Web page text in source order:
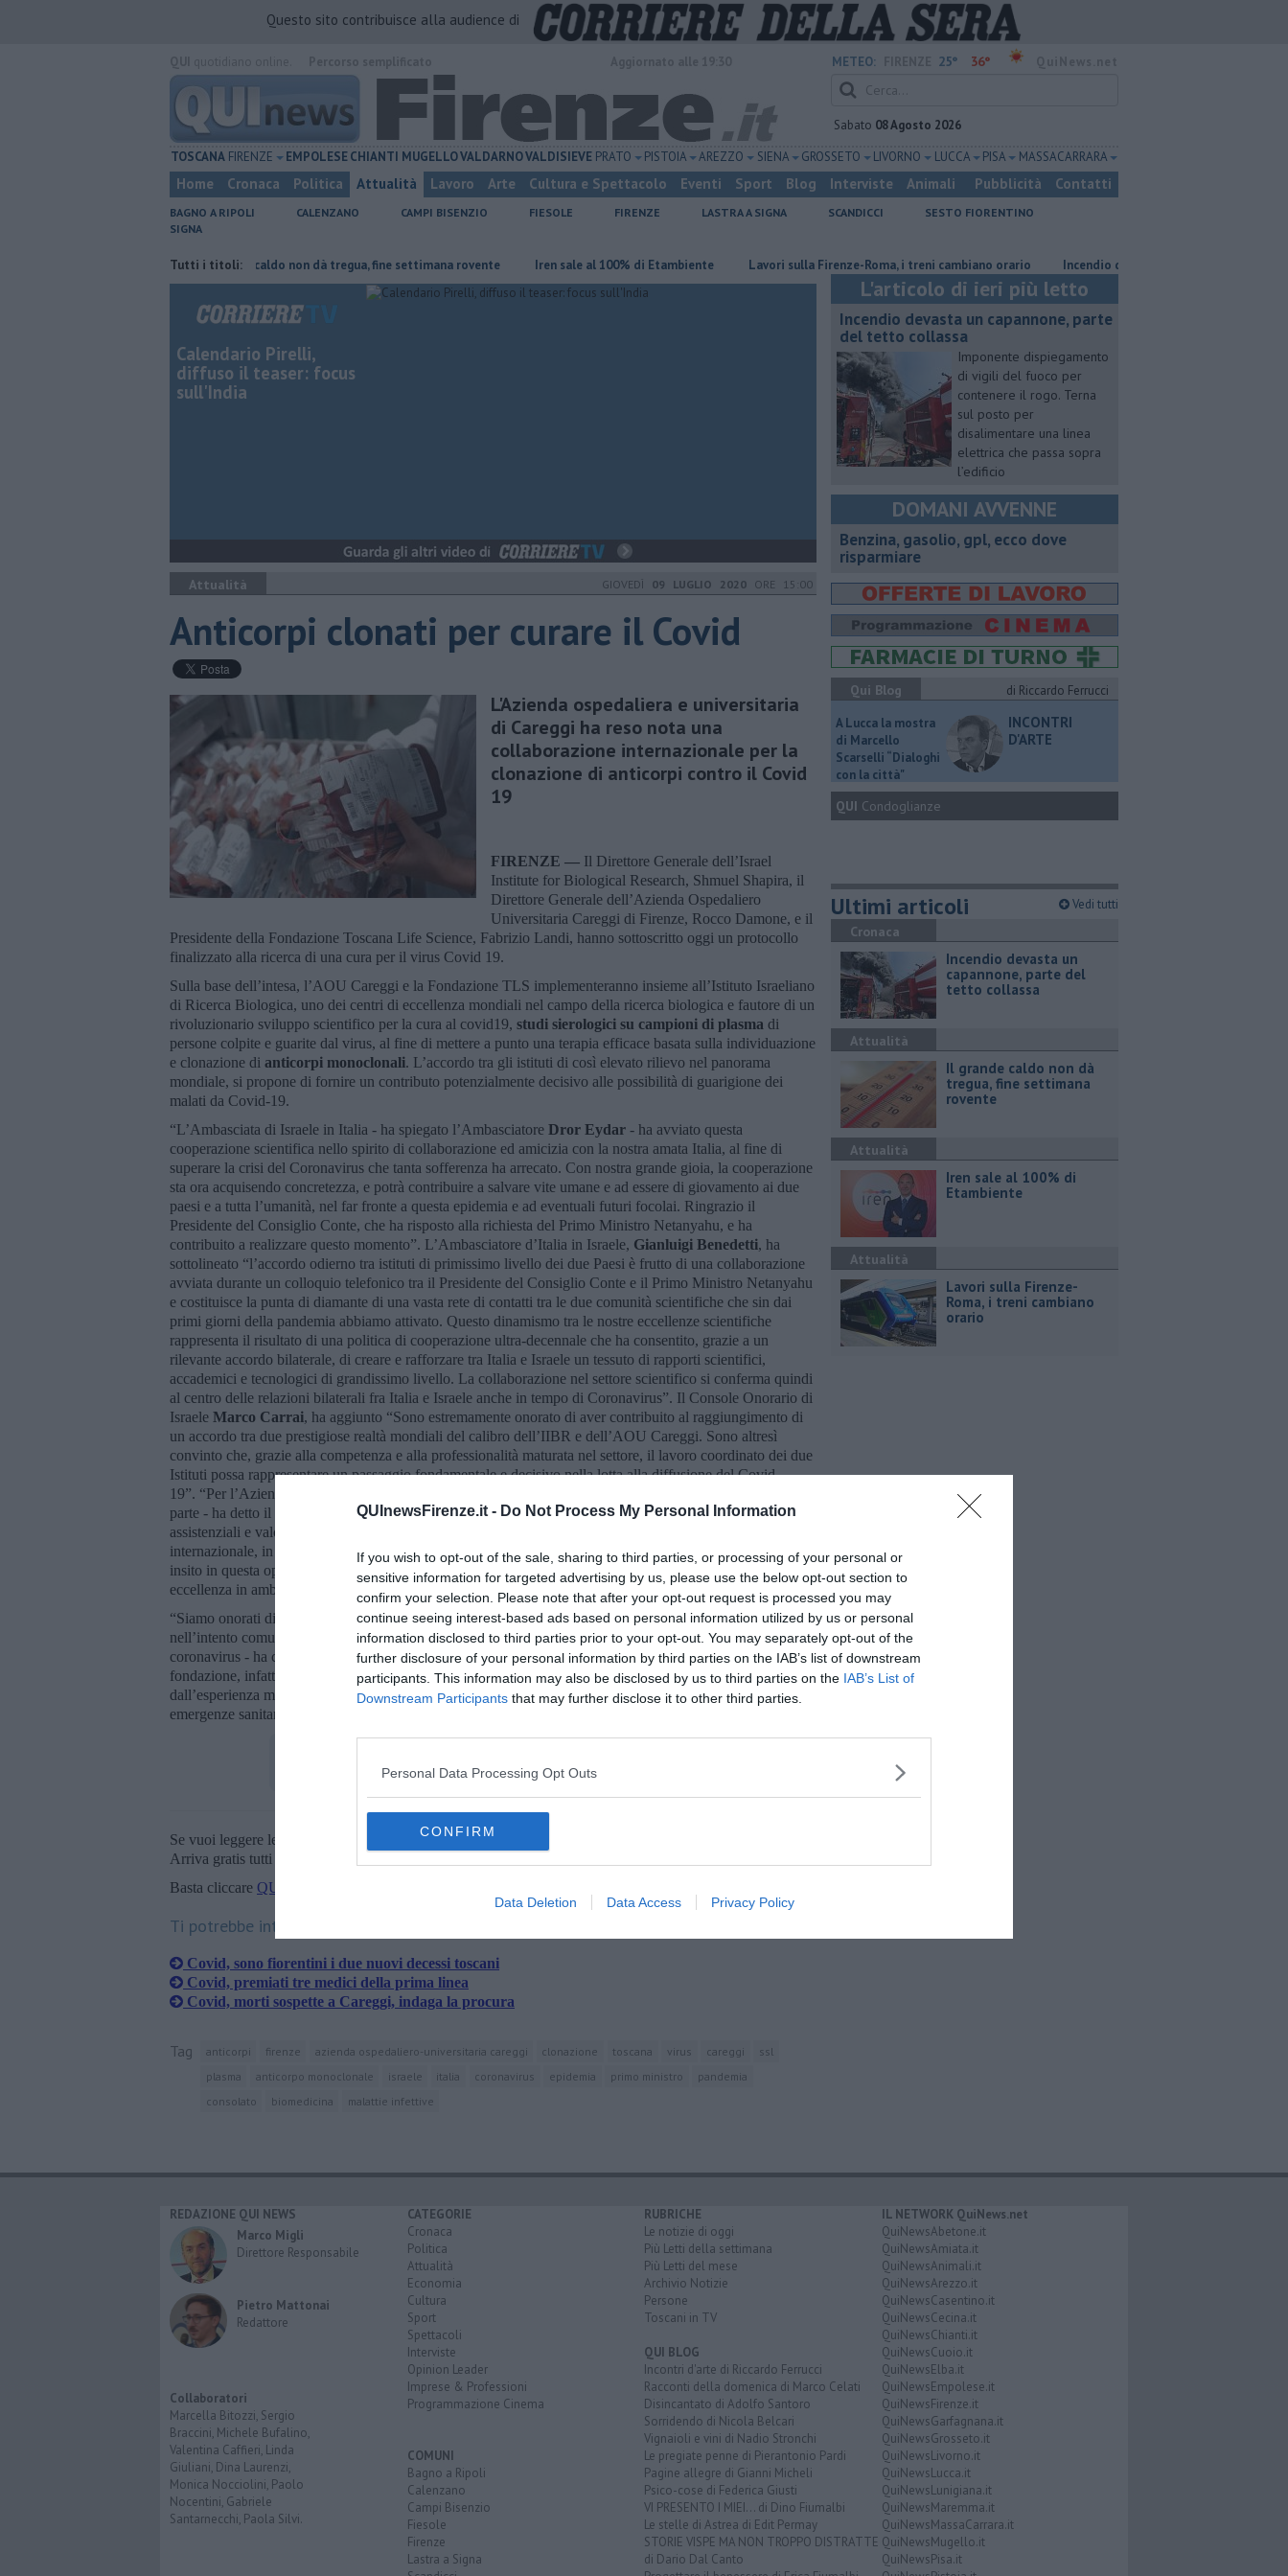
QUInewsFirenze.it - Do Not Process My Personal Information
If you wish to opt-out of the sale, sharing to third parties, or processing of your personal or
sensitive information for targeted advertising by us, please use the below opt-out section to
confirm your selection. Please note that after your opt-out request is processed you may
continue seeing interest-based ads based on personal information utilized by us or personal
information disclosed to third parties prior to your opt-out. You may separately opt-out of the
further disclosure of your personal information by third parties on the IAB’s list of downstream
participants. This information may also be disclosed by us to third parties on the IAB’s List of
Downstream Participants that may further disclose it to other third parties.
Personal Data Processing Opt Outs
CONFIRM
Data Deletion Data Access Privacy Policy
Questo sito contribuisce alla audience di
METEO: 25° 36°
Sabato 08 Agosto 2026
TOSCANA FIRENZE EMPOLESECHIANTI MUGELLOVALDARNOVALDISIEVE PRATO PISTOIA AREZZO SIENA GROSSETO LIVORNO LUCCA PISA MASSA CARRARA
Home Cronaca Politica Attualità Lavoro Arte Cultura e Spettacolo Eventi Sport Blog Interviste Animali Pubblicità Contatti
BAGNO A RIPOLI CALENZANO CAMPI BISENZIO FIESOLE FIRENZE LASTRA A SIGNA SCANDICCI
SESTO FIORENTINO
SIGNA
Tutti i titoli:
Il grande caldo non dà tregua, fine settimana rovente Iren sale al 100% di Etambiente Lavori sulla Firenze-Roma, i treni cambiano orario Incendio devasta un capannone, parte del tetto
Calendario Pirelli,
diffuso il teaser: focus
sull'India
Attualità GIOVEDÌ 09 LUGLIO 2020 ORE 15:00
Anticorpi clonati per curare il Covid
L'Azienda ospedaliera e universitaria
di Careggi ha reso nota una
collaborazione internazionale per la
clonazione di anticorpi contro il Covid
19
FIRENZE — Il Direttore Generale dell’Israel
Institute for Biological Research, Shmuel Shapira, il
Direttore Generale dell’Azienda Ospedaliero
Universitaria Careggi di Firenze, Rocco Damone, e il
Presidente della Fondazione Toscana Life Science, Fabrizio Landi, hanno sottoscritto oggi un protocollo
finalizzato alla ricerca di una cura per il virus Covid 19.
Sulla base dell’intesa, l’AOU Careggi e la Fondazione TLS implementeranno insieme all’Istituto Israeliano
di Ricerca Biologica, uno dei centri di eccellenza mondiali nel campo della ricerca biologica e fautore di un
rivoluzionario sviluppo scientifico per la cura al covid19, studi sierologici su campioni di plasma di
persone colpite e guarite dal virus, al fine di mettere a punto una terapia efficace basata sulla individuazione
e clonazione di anticorpi monoclonali. L’accordo tra gli istituti di così elevato rilievo nel panorama
mondiale, si propone di fornire un contributo potenzialmente decisivo alle possibilità di guarigione dei
malati da Covid-19.
“L’Ambasciata di Israele in Italia - ha spiegato l’Ambasciatore Dror Eydar - ha avviato questa
cooperazione scientifica nello spirito di collaborazione ed amicizia con la nostra amata Italia, al fine di
superare la crisi del Coronavirus che tanta sofferenza ha arrecato. Con nostra grande gioia, la cooperazione
sta ora acquisendo concretezza, e potrà contribuire a salvare vite umane e ad essere di giovamento ai due
paesi e a tutta l’umanità, nel far fronte a questa epidemia e ad eventuali futuri focolai. Ringrazio il
Presidente del Consiglio Conte, che ha risposto alla richiesta del Primo Ministro Netanyahu, e ha
contribuito a realizzare questo momento”. L’Ambasciatore d’Italia in Israele, Gianluigi Benedetti, ha
sottolineato “l’accordo odierno tra istituti di primissimo livello dei due Paesi è frutto di una collaborazione
avviata durante un colloquio telefonico tra il Presidente del Consiglio Conte e il Primo Ministro Netanyahu
e costituisce la punta di diamante di una vasta rete di contatti tra le due comunità scientifiche che sin dai
primi giorni della pandemia abbiamo attivato. Questo dinamismo tra le nostre eccellenze scientifiche
rappresenta il risultato di una politica di cooperazione ultra-decennale che ha consentito, grazie a un
rilevante accordo bilaterale, di creare e rafforzare tra Italia e Israele un tessuto di rapporti scientifici,
accademici e tecnologici di grandissimo livello. La collaborazione nel settore scientifico si conferma quindi
al centro delle relazioni bilaterali fra Italia e Israele anche in tempo di Coronavirus”. Il Console Onorario di
Israele Marco Carrai, ha aggiunto “Sono estremamente onorato di aver contribuito al raggiungimento di
un accordo tra due prestigiose realtà mondiali del calibro dell’IIBR e dell’AOU Careggi. Sono altresì
convinto che, grazie alla competenza e alla professionalità maturata nel settore, il lavoro coordinato dei due
Istituti possa rappresentare un passaggio fondamentale e decisivo nella lotta alla diffusione del Covid-
19”. “Per l’Azienda Ospedaliero Universitaria Careggi e per il Sistema sanitario della Toscana di cui fa
parte - ha detto il direttore generaleRocco Damone- è un importante riconoscimento di competenze
assistenziali e valore scientifico l’essere stata chiamata a partecipare ad un progetto di ricerca di rilievo
internazionale, in una delle più ambiziose e promettenti frontiere della biomedicina. Insieme all’orgoglio
insito in questa opportunità vi è anche la grande responsabilità di affrontare, insieme a istituzioni di
eccellenza in ambito scientifico, l’emergenza Coronavirus con il massimo impegno nella lotta al Covid-19”.
“Siamo onorati di prender parte a un protocollo di intesa internazionale, con due realtà di questo calibro,
nell’intento comune di favorire l’avanzamento della ricerca scientifica in risposta alla diffusione del
coronavirus - ha concluso
Fabrizio Landi, Presidente di Fondazione Toscana Life Sciences - La nostra
fondazione, infatti, è molto interessata a collaborare con IIBR e Careggi partendo dalle competenze e
dall’esperienza maturate nell’ambito dello sviluppo di anticorpi monoclonali umani in risposta a importanti
emergenze sanitarie, in particolare per quanto riguarda malattie infettive come COVID-19”.
Se vuoi leggere le notizie principali della Toscana iscriviti alla
Arriva gratis tutti i giorni alle 20:00 direttamente nella tua casella di posta.
Basta cliccare QUI
Ti potrebbe interessare anche:
Covid, sono fiorentini i due nuovi decessi toscani
Covid, premiati tre medici della prima linea
Covid, morti sospette a Careggi, indaga la procura
Tag anticorpi firenze azienda ospedaliero-universitaria careggi clonazione toscana virus careggi
ssl
plasma
anticorpo monoclonale israele italia coronavirus epidemia primo ministro
pandemia
consolato
biomedicina malattie infettive
L'articolo di ieri più letto
Incendio devasta un capannone, parte
del tetto collassa
Imponente dispiegamento
di vigili del fuoco per
contenere il rogo. Terna
sul posto per
disalimentare una linea
elettrica che passa sopra
l’edificio
DOMANI AVVENNE
​Benzina, gasolio, gpl, ecco dove
risparmiare
Qui Blog
di Riccardo Ferrucci
A Lucca la mostra
di Marcello
Scarselli “Dialoghi
con la città"
INCONTRI
D'ARTE
QUI Condoglianze
Ultimi articoli Vedi tutti
Cronaca
Incendio devasta un
capannone, parte del
tetto collassa
Attualità
Il grande caldo non dà
tregua, fine settimana
rovente
Attualità
Iren sale al 100% di
Etambiente
Attualità
Lavori sulla Firenze-
Roma, i treni cambiano
orario
REDAZIONE QUI NEWS
Marco Migli
Direttore Responsabile
Pietro Mattonai
Redattore
Collaboratori
Marcella Bitozzi, Sergio
Braccini, Michele Bufalino,
Valentina Caffieri, Linda
Giuliani, Dina Laurenzi,
Monica Nocciolini, Paolo
Nocentini, Gabriele
Santarnecchi, Paola Silvi.
CATEGORIE
Cronaca
Politica
Attualità
Economia
Cultura
Sport
Spettacoli
Interviste
Opinion Leader
Imprese & Professioni
Programmazione Cinema
COMUNI
Bagno a Ripoli
Calenzano
Campi Bisenzio
Fiesole
Firenze
Lastra a Signa
RUBRICHE
Le notizie di oggi
Più Letti della settimana
Più Letti del mese
Archivio Notizie
Persone
Toscani in TV
QUI BLOG
Incontri d'arte di Riccardo Ferrucci
Racconti della domenica di Marco Celati
Disincantato di Adolfo Santoro
Sorridendo di Nicola Belcari
Vignaioli e vini di Nadio Stronchi
Le pregiate penne di Pierantonio Pardi
Pagine allegre di Gianni Micheli
Psico-cose di Federica Giusti
VI PRESENTO I MIEI... di Dino Fiumalbi
Le stelle di Astrea di Edit Permay
STORIE VISPE MA NON TROPPO DISTRATTE
di Dario Dal Canto
IL NETWORK QuiNews.net
QuiNewsAbetone.it
QuiNewsAmiata.it
QuiNewsAnimali.it
QuiNewsArezzo.it
QuiNewsCasentino.it
QuiNewsCecina.it
QuiNewsChianti.it
QuiNewsCuoio.it
QuiNewsElba.it
QuiNewsEmpolese.it
QuiNewsFirenze.it
QuiNewsGarfagnana.it
QuiNewsGrosseto.it
QuiNewsLivorno.it
QuiNewsLucca.it
QuiNewsLunigiana.it
QuiNewsMaremma.it
QuiNewsMassaCarrara.it
QuiNewsMugello.it
QuiNewsPisa.it